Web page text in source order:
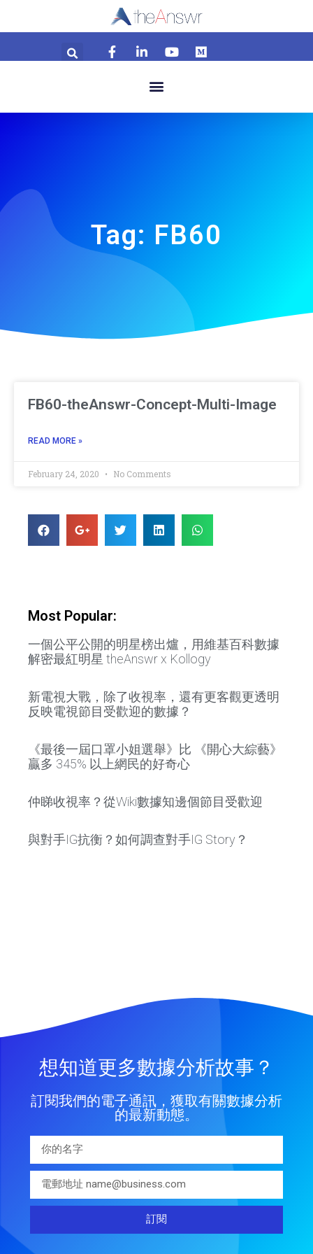
Tag: FB60
FB60-theAnswr-Concept-Multi-Image
READ MORE »
February 24, 2020 No Comments
Most Popular:
一個公平公開的明星榜出爐，用維基百科數據
解密最紅明星 theAnswr x Kollogy
新電視大戰，除了收視率，還有更客觀更透明
反映電視節目受歡迎的數據？
《最後一屆口罩小姐選舉》比 《開心大綜藝》
贏多 345% 以上網民的好奇心
仲睇收視率？從Wiki數據知邊個節目受歡迎
與對手IG抗衡？如何調查對手IG Story？
想知道更多數據分析故事？
訂閱我們的電子通訊，獲取有關數據分析
的最新動態。
訂閱